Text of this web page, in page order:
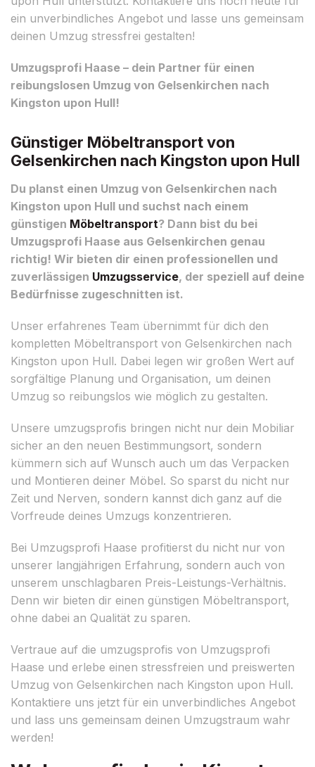
ein unverbindliches Angebot und lasse uns gemeinsam
deinen Umzug stressfrei gestalten!
Umzugsprofi Haase – dein Partner für einen
reibungslosen Umzug von Gelsenkirchen nach
Kingston upon Hull!
Günstiger Möbeltransport von
Gelsenkirchen nach Kingston upon Hull
Du planst einen Umzug von Gelsenkirchen nach
Kingston upon Hull und suchst nach einem
günstigen Möbeltransport? Dann bist du bei
Umzugsprofi Haase aus Gelsenkirchen genau
richtig! Wir bieten dir einen professionellen und
zuverlässigen Umzugsservice, der speziell auf deine
Bedürfnisse zugeschnitten ist.
Unser erfahrenes Team übernimmt für dich den
kompletten Möbeltransport von Gelsenkirchen nach
Kingston upon Hull. Dabei legen wir großen Wert auf
sorgfältige Planung und Organisation, um deinen
Umzug so reibungslos wie möglich zu gestalten.
Unsere umzugsprofis bringen nicht nur dein Mobiliar
sicher an den neuen Bestimmungsort, sondern
kümmern sich auf Wunsch auch um das Verpacken
und Montieren deiner Möbel. So sparst du nicht nur
Zeit und Nerven, sondern kannst dich ganz auf die
Vorfreude deines Umzugs konzentrieren.
Bei Umzugsprofi Haase profitierst du nicht nur von
unserer langjährigen Erfahrung, sondern auch von
unserem unschlagbaren Preis-Leistungs-Verhältnis.
Denn wir bieten dir einen günstigen Möbeltransport,
ohne dabei an Qualität zu sparen.
Vertraue auf die umzugsprofis von Umzugsprofi
Haase und erlebe einen stressfreien und preiswerten
Umzug von Gelsenkirchen nach Kingston upon Hull.
Kontaktiere uns jetzt für ein unverbindliches Angebot
und lass uns gemeinsam deinen Umzugstraum wahr
werden!